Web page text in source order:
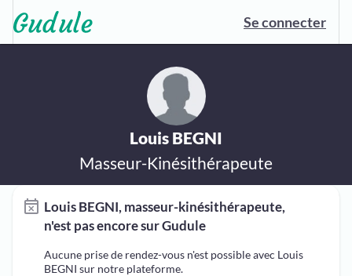
Se connecter
Louis BEGNI
Masseur-Kinésithérapeute
Louis BEGNI, masseur-kinésithérapeute,
n'est pas encore sur Gudule
Aucune prise de rendez-vous n'est possible avec Louis
BEGNI sur notre plateforme.